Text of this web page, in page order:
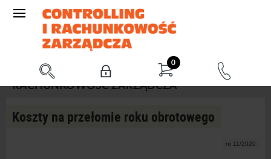
0
RACHUNKOWOŚĆ ZARZĄDCZA
Koszty na przełomie roku obrotowego
nr 11/2020